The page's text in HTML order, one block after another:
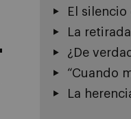
El
La
¿De
“Cuando
La